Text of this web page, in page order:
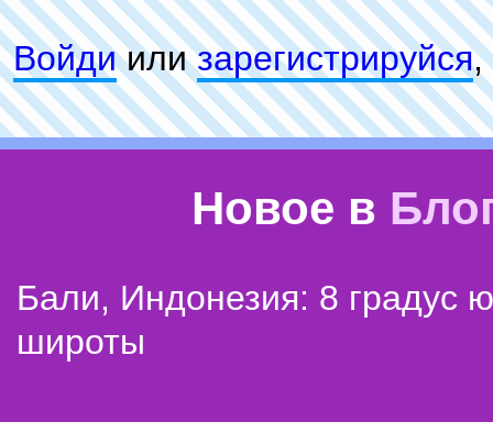
Войдиилизарeгиcтpируйся,
Новое в
Бали, Индонезия: 8 градус
широты